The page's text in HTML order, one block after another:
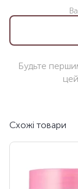
Будьте
Схожі товари